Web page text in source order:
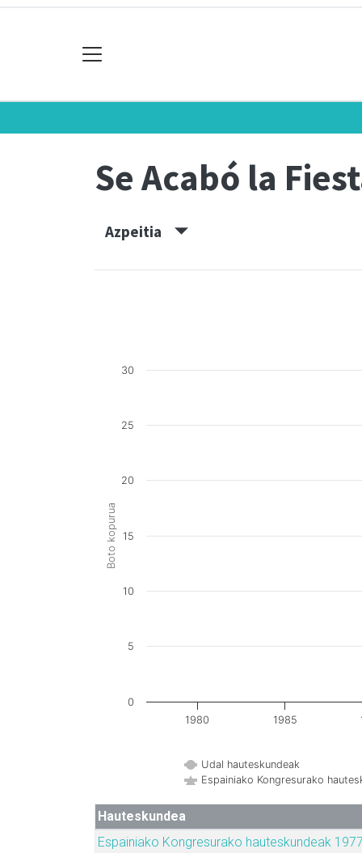
Se Acabó la
Azpeitia
Boto kopurua
Udal hauteskundeak
Espainiako Kongresurako
1980 1985
0
5
10
15
20
25
30
Hauteskundea
Espainiako Kongresurako hauteskundeak 1977